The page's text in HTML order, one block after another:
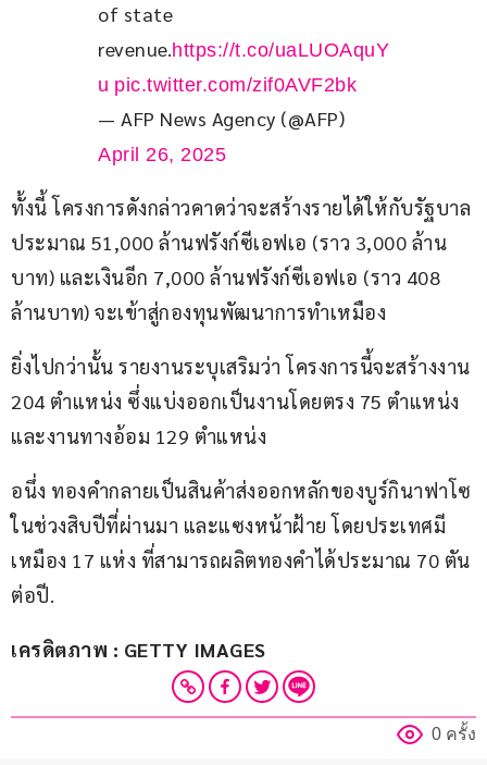
of state
revenue.https://t.co/uaLUOAquY
u pic.twitter.com/zif0AVF2bk
— AFP News Agency (@AFP)
April 26, 2025
ทั้งนี้ โครงการดังกล่าวคาดว่าจะสร้างรายได้ให้กับรัฐบาล
ประมาณ 51,000 ล้านฟรังก์ซีเอฟเอ (ราว 3,000 ล้าน
บาท) และเงินอีก 7,000 ล้านฟรังก์ซีเอฟเอ (ราว 408
ล้านบาท) จะเข้าสู่กองทุนพัฒนาการทำเหมือง
ยิ่งไปกว่านั้น รายงานระบุเสริมว่า โครงการนี้จะสร้างงาน
204 ตำแหน่ง ซึ่งแบ่งออกเป็นงานโดยตรง 75 ตำแหน่ง
และงานทางอ้อม 129 ตำแหน่ง
อนึ่ง ทองคำกลายเป็นสินค้าส่งออกหลักของบูร์กินาฟาโซ
ในช่วงสิบปีที่ผ่านมา และแซงหน้าฝ้าย โดยประเทศมี
เหมือง 17 แห่ง ที่สามารถผลิตทองคำได้ประมาณ 70 ตัน
ต่อปี.
เครดิตภาพ : GETTY IMAGES
0 ครั้ง